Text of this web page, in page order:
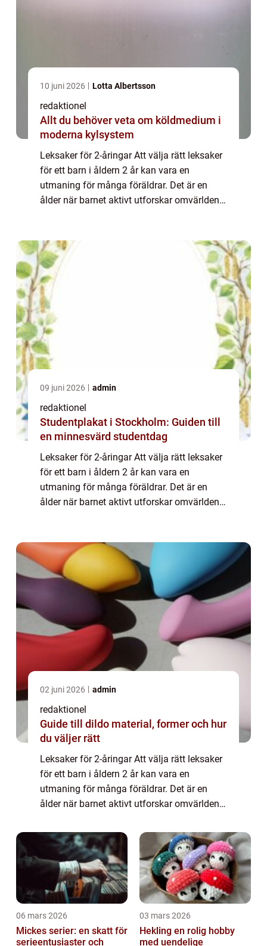
10 juni 2026 Lotta Albertsson
redaktionel
Allt du behöver veta om köldmedium i
moderna kylsystem
Leksaker för 2-åringar Att välja rätt leksaker
för ett barn i åldern 2 år kan vara en
utmaning för många föräldrar. Det är en
ålder när barnet aktivt utforskar omvärlden
09 juni 2026 admin
redaktionel
Studentplakat i Stockholm: Guiden till
en minnesvärd studentdag
Leksaker för 2-åringar Att välja rätt leksaker
för ett barn i åldern 2 år kan vara en
utmaning för många föräldrar. Det är en
ålder när barnet aktivt utforskar omvärlden
02 juni 2026 admin
redaktionel
Guide till dildo material, former och hur
du väljer rätt
Leksaker för 2-åringar Att välja rätt leksaker
för ett barn i åldern 2 år kan vara en
utmaning för många föräldrar. Det är en
ålder när barnet aktivt utforskar omvärlden
språkliga färdigheter. I denna artik...
06 mars 2026
Mickes serier: en skatt för
serieentusiaster och
03 mars 2026
Hekling en rolig hobby
med uendelige